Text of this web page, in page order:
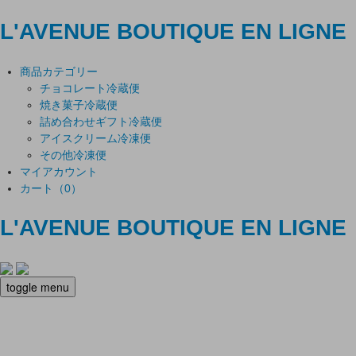
L'AVENUE BOUTIQUE EN LIGNE
商品カテゴリー
チョコレート冷蔵便
焼き菓子冷蔵便
詰め合わせギフト冷蔵便
アイスクリーム冷凍便
その他冷凍便
マイアカウント
カート（0）
L'AVENUE BOUTIQUE EN LIGNE
toggle menu